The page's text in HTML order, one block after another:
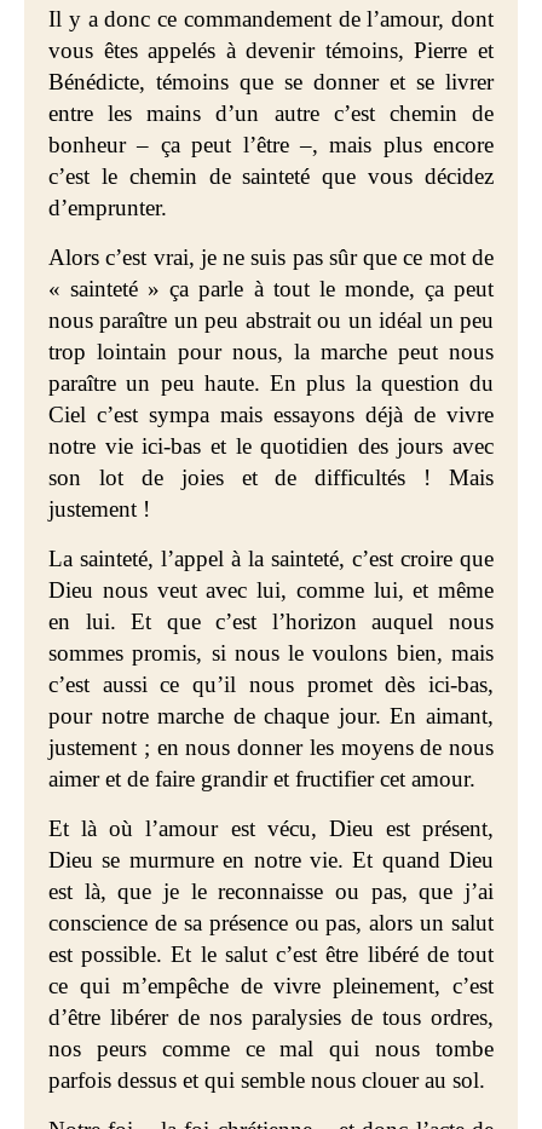
Il y a donc ce commandement de l’amour, dont
vous êtes appelés à devenir témoins, Pierre et
Bénédicte, témoins que se donner et se livrer
entre les mains d’un autre c’est chemin de
bonheur – ça peut l’être –, mais plus encore
c’est le chemin de sainteté que vous décidez
d’emprunter.
Alors c’est vrai, je ne suis pas sûr que ce mot de
« sainteté » ça parle à tout le monde, ça peut
nous paraître un peu abstrait ou un idéal un peu
trop lointain pour nous, la marche peut nous
paraître un peu haute. En plus la question du
Ciel c’est sympa mais essayons déjà de vivre
notre vie ici-bas et le quotidien des jours avec
son lot de joies et de difficultés ! Mais
justement !
La sainteté, l’appel à la sainteté, c’est croire que
Dieu nous veut avec lui, comme lui, et même
en lui. Et que c’est l’horizon auquel nous
sommes promis, si nous le voulons bien, mais
c’est aussi ce qu’il nous promet dès ici-bas,
pour notre marche de chaque jour. En aimant,
justement ; en nous donner les moyens de nous
aimer et de faire grandir et fructifier cet amour.
Et là où l’amour est vécu, Dieu est présent,
Dieu se murmure en notre vie. Et quand Dieu
est là, que je le reconnaisse ou pas, que j’ai
conscience de sa présence ou pas, alors un salut
est possible. Et le salut c’est être libéré de tout
ce qui m’empêche de vivre pleinement, c’est
d’être libérer de nos paralysies de tous ordres,
nos peurs comme ce mal qui nous tombe
parfois dessus et qui semble nous clouer au sol.